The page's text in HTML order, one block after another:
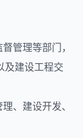
管理等部门，
及建设工程交
、建设开发、